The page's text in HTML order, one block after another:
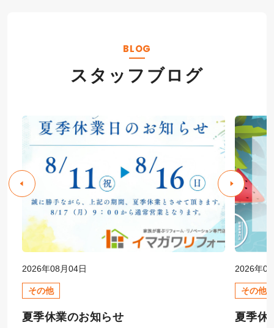
BLOG
スタッフブログ
2026年08月04日
その他
夏季休業のお知らせ
2026年
その他
夏季休